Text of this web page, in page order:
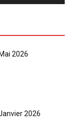
2026
2026